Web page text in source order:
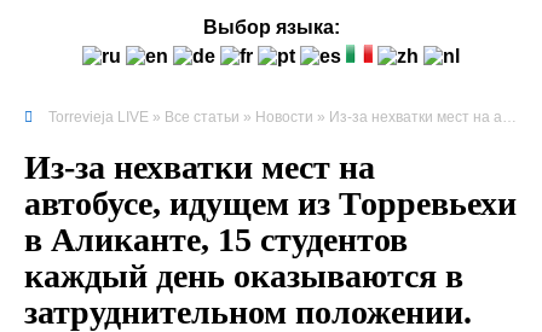
Выбор языка:
Torrevieja LIVE » Все статьи » Новости » Из-за нехватки мест на автобусе, идущем из Торревьехи в Аликанте, 15 студентов каждый день оказываются в затруднительном положении.
Из-за нехватки мест на
автобусе, идущем из Торревьехи
в Аликанте, 15 студентов
каждый день оказываются в
затруднительном положении.